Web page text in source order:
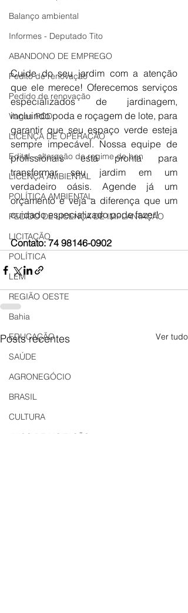
Balanço ambiental
Informes - Deputado Tito
ABANDONO DE EMPREGO
Pedito de renovação
Pedido de renovação
Vagas PCD
LICENÇA DE OPERAÇÃO
Edital - alteração de regime de ben
LICENÇA AMBIENTAL
POLÍTICA AMBIENTAL
PEDIDO DE LICENÇA DE IMPLANTAÇÃO
LICITAÇÃO
POLÍTICA
LEM
REGIÃO OESTE
Bahia
EDUCAÇÃO
SAÚDE
AGRONEGÓCIO
BRASIL
CULTURA
AVISO DE LICITAÇÃO
Cuide do seu jardim com a atenção
que ele merece! Oferecemos serviços
especializados de jardinagem,
incluindo poda e roçagem de lote, para
garantir que seu espaço verde esteja
sempre impecável. Nossa equipe de
profissionais está pronta para
transformar seu jardim em um
verdadeiro oásis. Agende já um
orçamento e veja a diferença que um
cuidado especializado pode fazer!
Contato: 74 98146-0902
Posts recentes Ver tudo